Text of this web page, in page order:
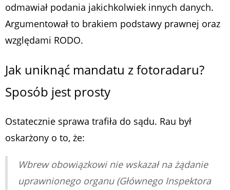
odmawiał podania jakichkolwiek innych danych.
Argumentował to brakiem podstawy prawnej oraz
względami RODO.
Jak uniknąć mandatu z fotoradaru?
Sposób jest prosty
Ostatecznie sprawa trafiła do sądu. Rau był
oskarżony o to, że:
Wbrew obowiązkowi nie wskazał na żądanie
uprawnionego organu (Głównego Inspektora